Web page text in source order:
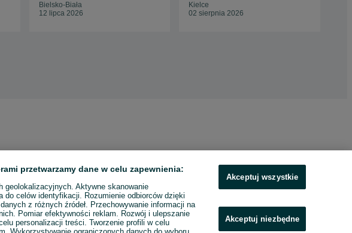
Bielsko-Biała
12 lipca 2026
Kielce
02 sierpnia 2026
przetwarzamy dane w celu zapewnienia:
geolokalizacyjnych. Aktywne skanowanie
do celów identyfikacji. Rozumienie odbiorców dzięki
z różnych źródeł. Przechowywanie informacji na
Pomiar efektywności reklam. Rozwój i ulepszanie
personalizacji treści. Tworzenie profili w celu
Akceptuj wszystkie
Akceptuj niezbędne